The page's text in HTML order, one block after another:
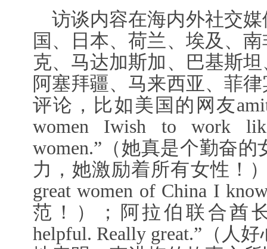
访谈内容在海内外社交
国、日本、荷兰、埃及、
克、马达加斯加、巴基斯
阿塞拜疆、马来西亚、菲
评论，比如美国的网友
women Iwish to work
women.”（她真是个勤奋
力，她激励着所有女性！
great women of China I
范！）；阿拉伯联合酋
helpful. Really great.”（人